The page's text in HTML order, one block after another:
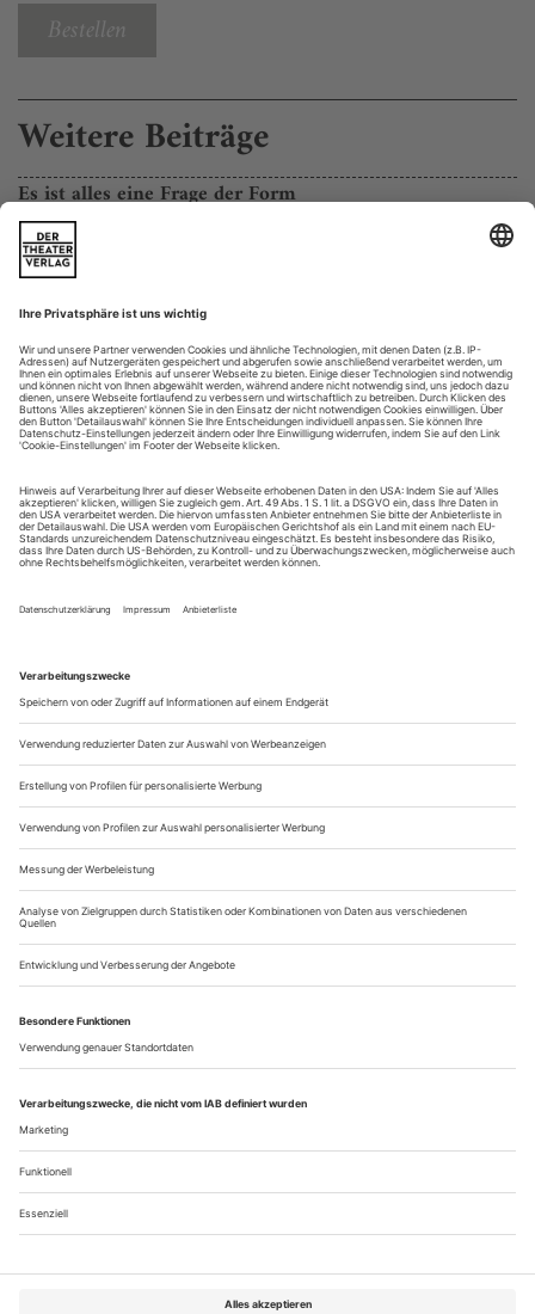
Bestellen
Weitere Beiträge
Es ist alles eine Frage der Form
Buch des Monats: Die Musikwelt hat ihn vergessen, ein Buch erinnert
nun an ihn: den Komponisten und Musikdenker Philip Herschkowitz
Die «glorreichen Sieben» gibt es gleich zweimal. Einmal als
Western von John Sturges aus dem Jahr 1960 (die Remakes
nicht mitgezählt) und einmal, was für unsere Belange weit
wichtiger erscheint, als Liste jener Komponisten, die Philip
Herschkowitz verehrte: Bach, Mozart, Beethoven, Mahler,
Wagner, Schönberg und Webern. Der Kaiser unter diesen
Das Leben ist eine Party
Verdi: Rigoletto an der Bayerischen Staatsoper München
Ganz schnell kann das gehen mit diesem Begriff. Anständig
und Ohren mancher nach der «Rigoletto»-Premiere an der
Bayerischen Staatsoper. Dabei haben die beiden wenig
miteinander gemeinsam (was ja wieder stückimmanent
wäre). Sie: mit anfangs...
Näher geht's nicht
Gute Einstiegsdrogen: Das Allee Theater in Hamburg zeigt
«Hoffmanns Erzählungen», in der Elbphilharmonie singt Elsa Dreißig
Bellini
Drei Notenpulte stehen vor dem Eingang in den
Zuschauerraum des Allee Theaters. Noch sind die Flügeltüren
in den Saal verschlossen. Kaum eingetreten in das Foyer von
Hamburgs kleinstem Opernhaus sind wir dennoch gleich
mittendrin im munteren Geschehen. Und unversehens spielen
wir mit. Es braucht ein paar inspirierende Irritationsmomente,
um das Experiment in diesem...
Über uns Kontakt Kritikerumfrage Newsletter